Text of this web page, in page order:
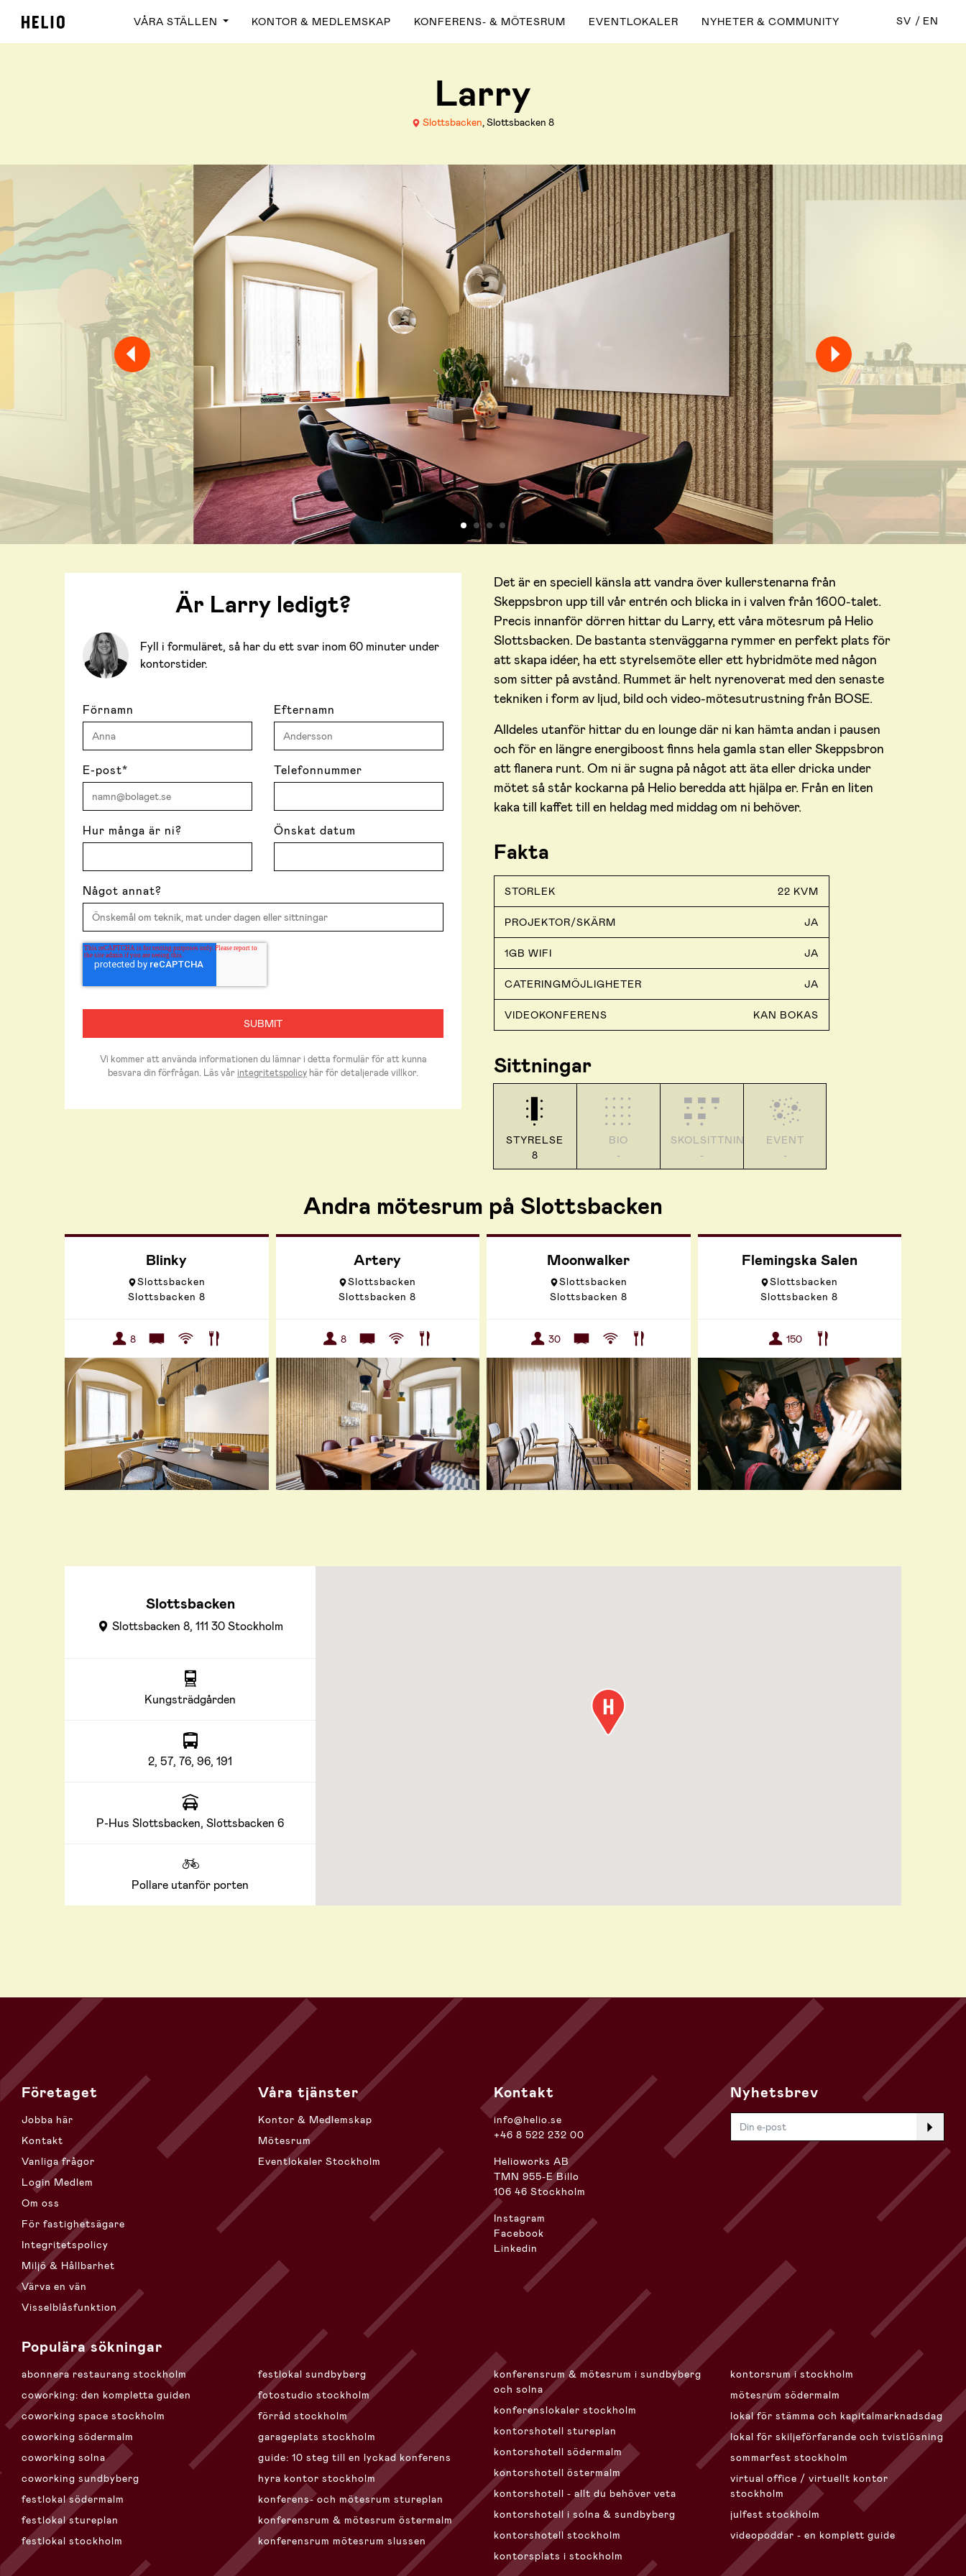
VÅRA STÄLLEN KONTOR & MEDLEMSKAP KONFERENS- & MÖTESRUM EVENTLOKALER NYHETER & COMMUNITY SV EN
Larry
Slottsbacken, Slottsbacken 8
Är Larry ledigt?
Fyll i formuläret, så har du ett svar inom 60 minuter under
kontorstider.
Förnamn Efternamn
E-post* Telefonnummer
Hur många är ni? Önskat datum
Något annat?
Vi kommer att använda informationen du lämnar i detta formulär för att kunna
besvara din förfrågan. Läs vår integritetspolicy här för detaljerade villkor.
Det är en speciell känsla att vandra över kullerstenarna från
Skeppsbron upp till vår entrén och blicka in i valven från 1600-talet.
Precis innanför dörren hittar du Larry, ett våra mötesrum på Helio
Slottsbacken. De bastanta stenväggarna rymmer en perfekt plats för
att skapa idéer, ha ett styrelsemöte eller ett hybridmöte med någon
som sitter på avstånd. Rummet är helt nyrenoverat med den senaste
tekniken i form av ljud, bild och video-mötesutrustning från BOSE.
Alldeles utanför hittar du en lounge där ni kan hämta andan i pausen
och för en längre energiboost finns hela gamla stan eller Skeppsbron
att flanera runt. Om ni är sugna på något att äta eller dricka under
mötet så står kockarna på Helio beredda att hjälpa er. Från en liten
kaka till kaffet till en heldag med middag om ni behöver.
Fakta
STORLEK 22 KVM
PROJEKTOR/SKÄRM JA
1GB WIFI JA
CATERINGMÖJLIGHETER JA
VIDEOKONFERENS KAN BOKAS
Sittningar
STYRELSE
8
BIO
-
SKOLSITTNING
-
EVENT
-
Andra mötesrum på Slottsbacken
Blinky
Slottsbacken
Slottsbacken 8
8
Artery
Slottsbacken
Slottsbacken 8
8
Moonwalker
Slottsbacken
Slottsbacken 8
30
Flemingska Salen
Slottsbacken
Slottsbacken 8
150
Slottsbacken
Slottsbacken 8, 111 30 Stockholm
Kungsträdgården
2, 57, 76, 96, 191
P-Hus Slottsbacken, Slottsbacken 6
Pollare utanför porten
Företaget
Jobba här
Kontakt
Vanliga frågor
Login Medlem
Om oss
För fastighetsägare
Integritetspolicy
Miljö & Hållbarhet
Värva en vän
Visselblåsfunktion
Våra tjänster
Kontor & Medlemskap
Mötesrum
Eventlokaler Stockholm
Kontakt
info@helio.se
+46 8 522 232 00
Helioworks AB
TMN 955-E Billo
106 46 Stockholm
Instagram
Facebook
Linkedin
Nyhetsbrev
Populära sökningar
abonnera restaurang stockholm
coworking: den kompletta guiden
coworking space stockholm
coworking södermalm
coworking solna
coworking sundbyberg
festlokal södermalm
festlokal stureplan
festlokal stockholm
festlokal sundbyberg
fotostudio stockholm
förråd stockholm
garageplats stockholm
guide: 10 steg till en lyckad konferens
hyra kontor stockholm
konferens- och mötesrum stureplan
konferensrum & mötesrum östermalm
konferensrum mötesrum slussen
konferensrum & mötesrum i sundbyberg
och solna
konferenslokaler stockholm
kontorshotell stureplan
kontorshotell södermalm
kontorshotell östermalm
kontorshotell - allt du behöver veta
kontorshotell i solna & sundbyberg
kontorshotell stockholm
kontorsplats i stockholm
kontorsrum i stockholm
mötesrum södermalm
lokal för stämma och kapitalmarknadsdag
lokal för skiljeförfarande och tvistlösning
sommarfest stockholm
virtual office / virtuellt kontor
stockholm
julfest stockholm
videopoddar - en komplett guide